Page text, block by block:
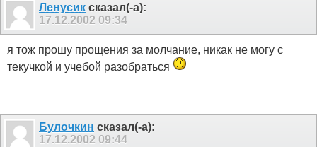
Ленусик сказал(-а):
17.12.2002 09:34
я тож прошу прощения за молчание, никак не могу с
текучкой и учебой разобраться
Булочкин сказал(-а):
17.12.2002 09:44